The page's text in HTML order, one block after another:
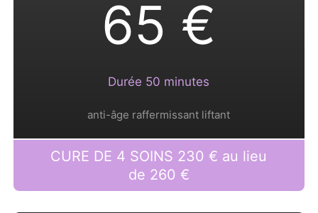
65 €
Durée 50 minutes
anti-âge raffermissant liftant
CURE DE 4 SOINS 230 € au lieu
de 260 €